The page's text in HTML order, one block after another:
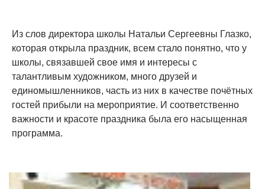
Из слов директора школы Натальи Сергеевны Глазко,
которая открыла праздник, всем стало понятно, что у
школы, связавшей свое имя и интересы с
талантливым художником, много друзей и
единомышленников, часть из них в качестве почётных
гостей прибыли на мероприятие. И соответственно
важности и красоте праздника была его насыщенная
программа.